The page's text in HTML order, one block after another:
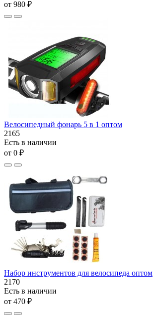
от 980 ₽
Велосипедный фонарь 5 в 1 оптом
2165
Есть в наличии
от 0 ₽
Набор инструментов для велосипеда оптом
2170
Есть в наличии
от 470 ₽